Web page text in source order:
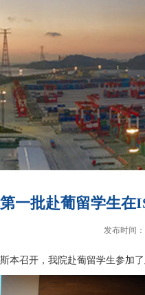
一批赴葡留学生在
发布时间
召开，我院赴葡留学生参加